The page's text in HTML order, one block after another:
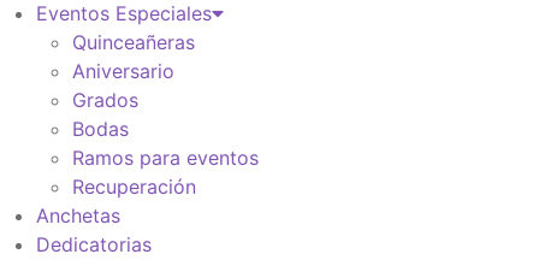
Eventos Especiales
Quinceañeras
Aniversario
Grados
Bodas
Ramos para eventos
Recuperación
Anchetas
Dedicatorias